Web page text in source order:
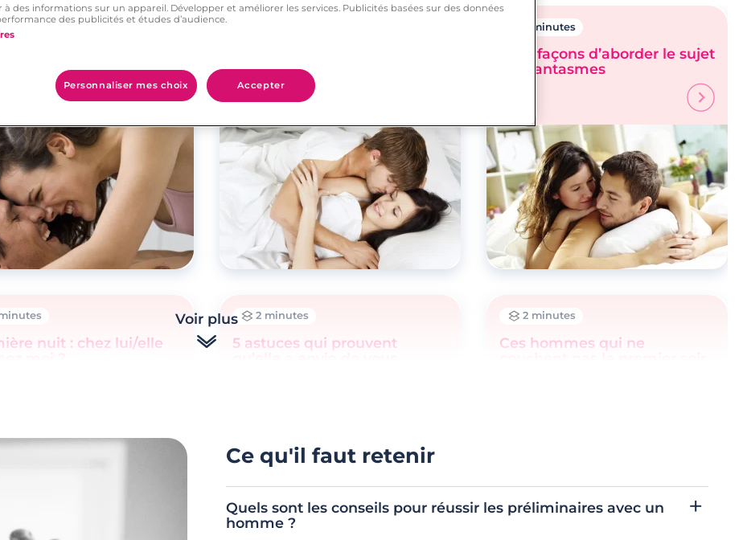
minutes
maladroits au lit
2 minutes
Cinq façons d’aborder le sujet
des fantasmes
nuit : chez lui/elle
2 minutes
5 astuces qui prouvent
2 minutes
Ces hommes qui ne
Voir plus
Ce qu'il faut retenir
Quels sont les conseils pour réussir les préliminaires avec un
homme ?
à des informations sur un appareil. Développer et améliorer les services. Publicités basées sur des données
des publicités et études d’audience.
Personnaliser mes choix Accepter